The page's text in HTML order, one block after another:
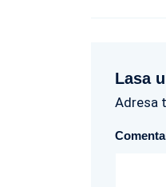
Lasa
Adresa